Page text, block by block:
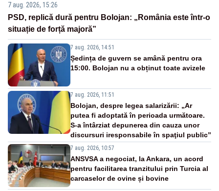
7 aug. 2026, 15:26
PSD, replică dură pentru Bolojan: „România este într-o
situație de forță majoră”
7 aug. 2026, 14:51
Ședința de guvern se amână pentru ora
15:00. Bolojan nu a obținut toate avizele
7 aug. 2026, 11:51
Bolojan, despre legea salarizării: „Ar
putea fi adoptată în perioada următoare.
S-a întârziat depunerea din cauza unor
discursuri iresponsabile în spaţiul public”
7 aug. 2026, 10:57
ANSVSA a negociat, la Ankara, un acord
pentru facilitarea tranzitului prin Turcia al
carcaselor de ovine și bovine